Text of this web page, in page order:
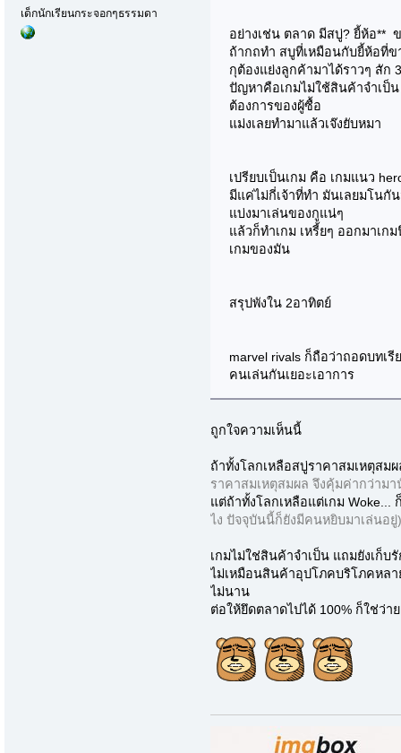
เด็กนักเรียนกระจอกๆธรรมดา
อย่างเช่น ตลาด มีสบู่? ยี้ห้อ** ข
ถ้ากถทำ สบูที่เหมือนกับยี้ห้อที่
กุต้องแย่งลูกค้ามาได้ราวๆ สัก
ปัญหาคือเกมไม่ใช้สินค้าจำเป็
ต้องการของผู้ซื้อ
แม่งเลยทำมาแล้วเจ๊งยับหมา
เปรียบเป็นเกม คือ เกมแนว
มีแค่ไม่กี่เจ้าที่ทำ มันเลยมโนกั
แบ่งมาเล่นของกูแน่ๆ
แล้วก็ทำเกม เหรี้ยๆ ออกมาเก
เกมของมัน
สรุปพังใน 2อาทิตย์
marvel rivals ก็ถือว่าถอดบทเ
คนเล่นกันเยอะเอาการ
ถูกใจความเห็นนี้
ถ้าทั้งโลกเหลือสบู่ราคาสมเหตุสม
ราคาสมเหตุสมผล จึงคุ้มค่ากว่าม
แต่ถ้าทั้งโลกเหลือแต่เกม Woke...
ไง ปัจจุบันนี้ก็ยังมีคนหยิบมาเล่นอ
เกมไม่ใช่สินค้าจำเป็น แถมยังเก็บ
ไม่เหมือนสินค้าอุปโภคบริโภคหลา
ไม่นาน
ต่อให้ยึดตลาดไปได้ 100% ก็ใช่ว่